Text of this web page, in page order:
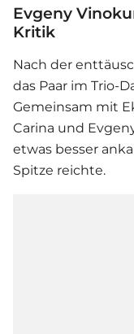
Evgeny
Kritik
Nach der
das Paar im Trio-
Gemeinsam mit
Carina und
etwas besser
Spitze reichte.